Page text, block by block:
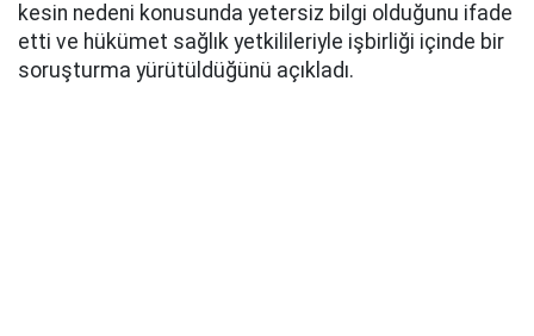
kesin nedeni konusunda yetersiz bilgi olduğunu ifade
etti ve hükümet sağlık yetkilileriyle işbirliği içinde bir
soruşturma yürütüldüğünü açıkladı.